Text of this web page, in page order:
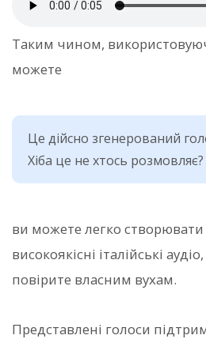
Таким чином,
можете
Це дійсно згенерований
Хіба це не хтось розмовляє?
ви можете легко створювати
високоякісні італійські
повірите власним вухам.
Представлені голоси